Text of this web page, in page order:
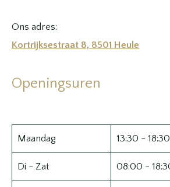
Ons adres:
Kortrijksestraat 8, 8501 Heule
Openingsuren
Maandag 13:30 - 18:30
Di - Zat 08:00 -